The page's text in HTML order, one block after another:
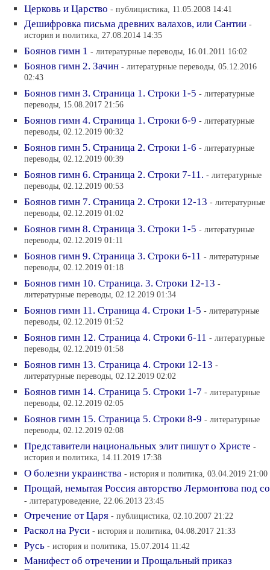
Церковь и Царство - публицистика, 11.05.2008 14:41
Дешифровка письма древних валахов, или Сантии -
история и политика, 27.08.2014 14:35
Боянов гимн 1 - литературные переводы, 16.01.2011 16:02
Боянов гимн 2. Зачин - литературные переводы, 05.12.2016
02:43
Боянов гимн 3. Страница 1. Строки 1-5 - литературные
переводы, 15.08.2017 21:56
Боянов гимн 4. Страница 1. Строки 6-9 - литературные
переводы, 02.12.2019 00:32
Боянов гимн 5. Страница 2. Строки 1-6 - литературные
переводы, 02.12.2019 00:39
Боянов гимн 6. Страница 2. Строки 7-11. - литературные
переводы, 02.12.2019 00:53
Боянов гимн 7. Страница 2. Строки 12-13 - литературные
переводы, 02.12.2019 01:02
Боянов гимн 8. Страница 3. Строки 1-5 - литературные
переводы, 02.12.2019 01:11
Боянов гимн 9. Страница 3. Строки 6-11 - литературные
переводы, 02.12.2019 01:18
Боянов гимн 10. Страница. 3. Строки 12-13 -
литературные переводы, 02.12.2019 01:34
Боянов гимн 11. Страница 4. Строки 1-5 - литературные
переводы, 02.12.2019 01:52
Боянов гимн 12. Страница 4. Строки 6-11 - литературные
переводы, 02.12.2019 01:58
Боянов гимн 13. Страница 4. Строки 12-13 -
литературные переводы, 02.12.2019 02:02
Боянов гимн 14. Страница 5. Строки 1-7 - литературные
переводы, 02.12.2019 02:05
Боянов гимн 15. Страница 5. Строки 8-9 - литературные
переводы, 02.12.2019 02:08
Представители национальных элит пишут о Христе -
история и политика, 14.11.2019 17:38
О болезни украинства - история и политика, 03.04.2019 21:00
Прощай, немытая Россия авторство Лермонтова под со
- литературоведение, 22.06.2013 23:45
Отречение от Царя - публицистика, 02.10.2007 21:22
Раскол на Руси - история и политика, 04.08.2017 21:33
Русь - история и политика, 15.07.2014 11:42
Манифест об отречении и Прощальный приказ